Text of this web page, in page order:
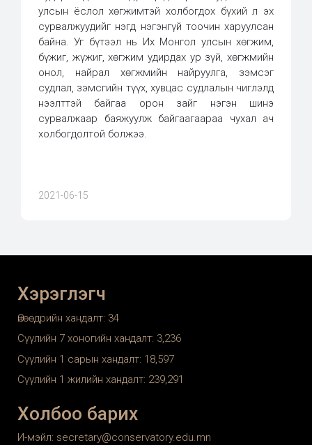
улсын ёслол хөгжимтэй холбогдох бүхий л эх
сурвалжуудийг нэгд нэгэнгүй тоочин харуулсан
байна. Уг бүтээл нь Их Монгол улсын хөгжим,
бүжиг, жүжиг, хөгжим удирдах ур зүй, хөгжмийн
онол, найрал хөгжмийн найруулга, зэмсэг
судлал, зэмсгийн түүх, хувцас судлалын чиглэлд
нээлттэй байгаа орон зайг нэгэн шинэ
сурвалжаар баяжуулж байгаагаараа чухал ач
холбогдолтой болжээ.
2021-06-15
Хэрэглэгч
Өнөөдрийн хандалт: 34
Сүүлийн 7 хоногийн хандалт: 3,236
Сүүлийн 1 сарын хандалт: 18,597
Сүүлийн 1 жилийн хандалт: 239,291
Холбоо барих
И-мэйл: secretary@conservatory.edu.mn